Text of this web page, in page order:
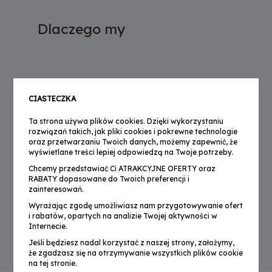
Dlaczego my
SZYBKA DOSTAWA
PŁATNOŚCI
ONLINE
2-LETNIA
GWARANCJA
BEZPIECZNE
ZAKUPY
CIASTECZKA
Ta strona używa plików cookies. Dzięki wykorzystaniu
rozwiązań takich, jak pliki cookies i pokrewne technologie
oraz przetwarzaniu Twoich danych, możemy zapewnić, że
wyświetlane treści lepiej odpowiedzą na Twoje potrzeby.
Chcemy przedstawiać Ci ATRAKCYJNE OFERTY oraz
RABATY dopasowane do Twoich preferencji i
zainteresowań.
Wyrażając zgodę umożliwiasz nam przygotowywanie ofert
i rabatów, opartych na analizie Twojej aktywności w
Internecie.
Jeśli będziesz nadal korzystać z naszej strony, założymy,
że zgadzasz się na otrzymywanie wszystkich plików cookie
na tej stronie.